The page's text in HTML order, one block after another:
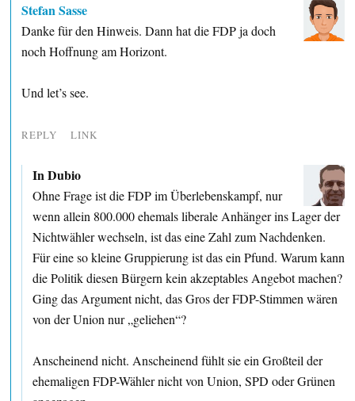
Stefan Sasse
Danke für den Hinweis. Dann hat die FDP ja doch
noch Hoffnung am Horizont.
Und let’s see.
REPLY LINK
In Dubio
Ohne Frage ist die FDP im Überlebenskampf, nur
wenn allein 800.000 ehemals liberale Anhänger ins Lager der
Nichtwähler wechseln, ist das eine Zahl zum Nachdenken.
Für eine so kleine Gruppierung ist das ein Pfund. Warum kann
die Politik diesen Bürgern kein akzeptables Angebot machen?
Ging das Argument nicht, das Gros der FDP-Stimmen wären
von der Union nur „geliehen“?
Anscheinend nicht. Anscheinend fühlt sie ein Großteil der
ehemaligen FDP-Wähler nicht von Union, SPD oder Grünen